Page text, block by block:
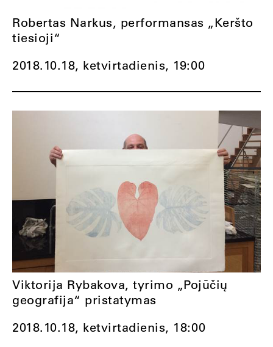
2018.10.18, ketvirtadienis, 19:00
Robertas Narkus, performansas „Keršto
tiesioji“
2018.10.18, ketvirtadienis, 18:00
Viktorija Rybakova, tyrimo „Pojūčių
geografija“ pristatymas